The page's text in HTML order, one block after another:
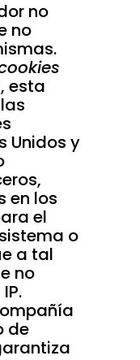
no
no
esta
Unidos y
en los
el
o
a tal
no
de